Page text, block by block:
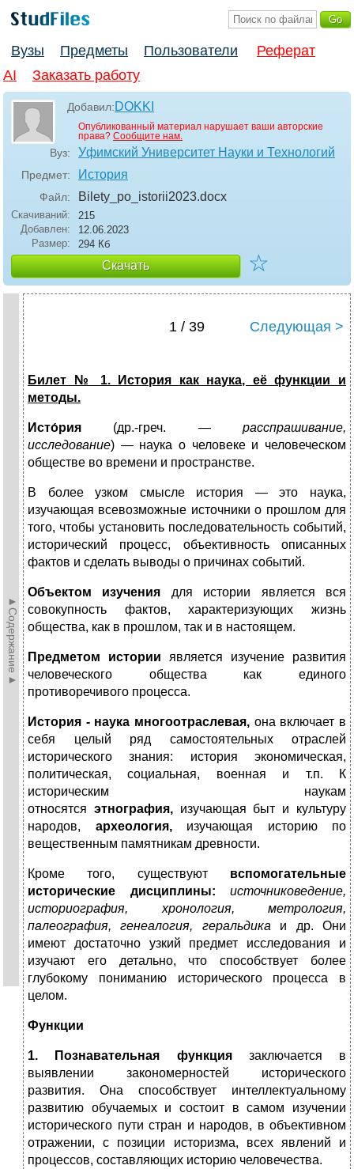
Вузы Предметы Пользователи
Реферат
AI
Заказать работу
Добавил:DOKKI
Опубликованный материал нарушает ваши авторские
права? Сообщите нам.
Вуз: Уфимский Университет Науки и Технологий
Предмет: История
Файл: Bilety_po_istorii2023.docx
Скачиваний:
215
Добавлен:
12.06.2023
Размер:
294 Кб
Скачать ☆
►Содержание►
1 / 39 Следующая >
Билет № 1. История как наука, её функции и
методы.
Исто́рия (др.-греч. — расспрашивание,
исследование) — наука о человеке и человеческом
обществе во времени и пространстве.
В более узком смысле история — это наука,
изучающая всевозможные источники о прошлом для
того, чтобы установить последовательность событий,
исторический процесс, объективность описанных
фактов и сделать выводы о причинах событий.
Объектом изучения для истории является вся
совокупность фактов, характери­зующих жизнь
общества, как в прошлом, так и в настоящем.
Предметом истории является изучение развития
человеческого общества как еди­ного
противоречивого процесса.
История - наука многоотраслевая, она включает в
себя целый ряд самостоятель­ных отраслей
исторического знания: история экономическая,
политическая, социальная, военная и т.п. К
историческим наукам
относятся этнография,изучающая быт и культуру
народов, археология,изучающая историю по
вещественным памятникам древности.
Кроме того, существуют вспомогательные
исторические дисциплины:
источни­коведение,
историография, хронология, метрология,
палеография, генеалогия, геральдика и др. Они
имеют достаточно узкий предмет исследования и
изучают его детально, что способствует более
глубокому пониманию исторического процесса в
целом.
Функции
1. Познавательная функциязаключается в
выявлении закономерностей исторического
развития. Она способствует интеллектуальному
развитию обучаемых и состоит в самом изучении
исторического пути стран и народов, в объективном
отражении, с позиции исто­ризма, всех явлений и
процессов, составляющих историю человечества.